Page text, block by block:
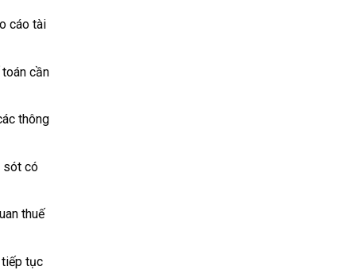
cáo tài
cần
thông
sót có
thuế
tục